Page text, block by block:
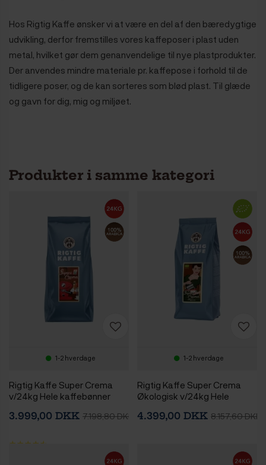
Hos Rigtig Kaffe ønsker vi at være en del af den bæredygtige
udvikling, derfor fremstilles vores kaffeposer i plast uden
metal, hvilket gør dem genanvendelige til nye plastprodukter.
Der anvendes mindre materiale pr. kaffepose i forhold til de
tidligere poser, og de kan sorteres som blød plast. Til glæde
og gavn for dig, mig og miljøet.
Produkter i samme kategori
1-2 hverdage
Rigtig Kaffe Super Crema
v/24kg Hele kaffebønner
3.999,00 DKK 7.198,80 DKK
1-2 hverdage
Rigtig Kaffe Super Crema
Økologisk v/24kg Hele
4.399,00 DKK 8.157,60 DKK